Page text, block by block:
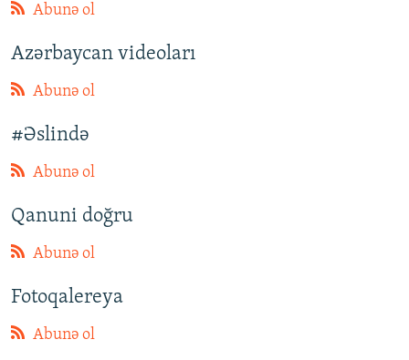
Abunə ol
Azərbaycan videoları
Abunə ol
#Əslində
Abunə ol
Qanuni doğru
Abunə ol
Fotoqalereya
Abunə ol